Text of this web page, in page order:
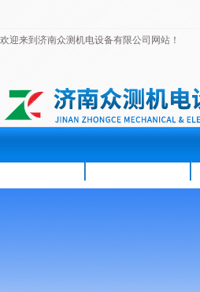
欢迎来到济南众测机电设备有限公司网站！